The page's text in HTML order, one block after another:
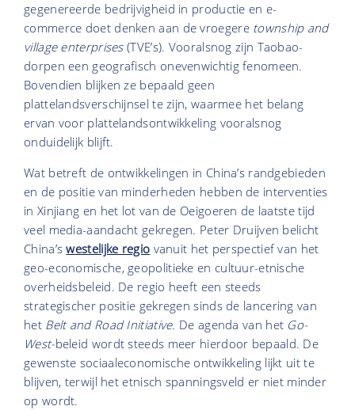
gegenereerde bedrijvigheid in productie en e-
commerce doet denken aan de vroegere township and
village enterprises(TVE’s). Vooralsnog zijn Taobao-
dorpen een geografisch onevenwichtig fenomeen.
Bovendien blijken ze bepaald geen
plattelandsverschijnsel te zijn, waarmee het belang
ervan voor plattelandsontwikkeling vooralsnog
onduidelijk blijft.
Wat betreft de ontwikkelingen in China’s randgebieden
en de positie van minderheden hebben de interventies
in Xinjiang en het lot van de Oeigoeren de laatste tijd
veel media-aandacht gekregen. Peter Druijven belicht
China’swestelijke regio vanuit het perspectief van het
geo-economische, geopolitieke en cultuur-etnische
overheidsbeleid. De regio heeft een steeds
strategischer positie gekregen sinds de lancering van
het Belt and Road Initiative. De agenda van het Go-
West-beleid wordt steeds meer hierdoor bepaald. De
gewenste sociaaleconomische ontwikkeling lijkt uit te
blijven, terwijl het etnisch spanningsveld er niet minder
op wordt.